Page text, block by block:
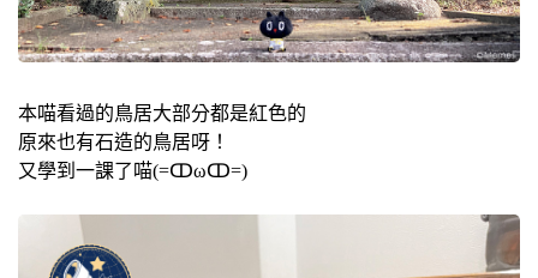
本喵看過的鳥居大部分都是紅色的
原來也有石造的鳥居呀！
又學到一課了喵(=ↀωↀ=)